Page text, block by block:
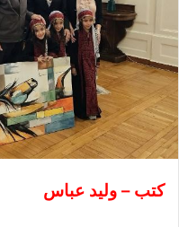
كتب – وليد عباس